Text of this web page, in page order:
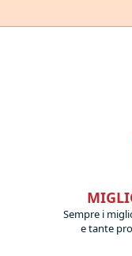
Sempre i
e tante